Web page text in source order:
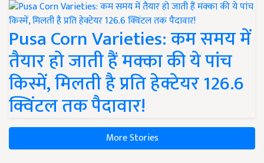
Pusa Corn Varieties: कम समय में
तैयार हो जाती हैं मक्का की ये पांच
किस्में, मिलती है प्रति हेक्टेयर 126.6
क्विंटल तक पैदावार!
More Stories